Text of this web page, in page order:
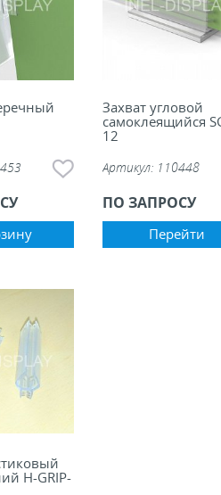
Захват угловой
самоклеящийся
12
Артикул: 110448
ПО ЗАПРОСУ
Перейти
H-GRIP-